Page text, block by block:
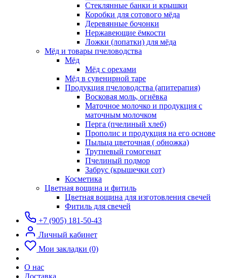
Стеклянные банки и крышки
Коробки для сотового мёда
Деревянные бочонки
Нержавеющие ёмкости
Ложки (лопатки) для мёда
Мёд и товары пчеловодства
Мёд
Мёд с орехами
Мёд в сувенирной таре
Продукция пчеловодства (апитерапия)
Восковая моль, огнёвка
Маточное молочко и продукция с
маточным молочком
Перга (пчелиный хлеб)
Прополис и продукция на его основе
Пыльца цветочная ( обножка)
Трутневый гомогенат
Пчелиный подмор
Забрус (крышечки сот)
Косметика
Цветная вощина и фитиль
Цветная вощина для изготовления свечей
Фитиль для свечей
+7 (905) 181-50-43
Личный кабинет
Мои закладки (0)
О нас
Доставка